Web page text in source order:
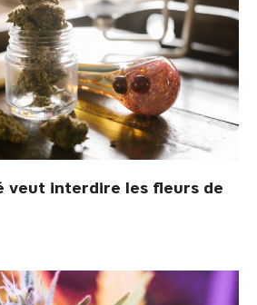
veut interdire les fleurs de